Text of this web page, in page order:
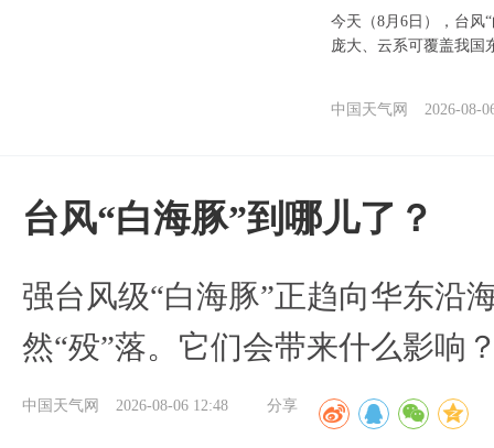
今天（8月6日），台风
庞大、云系可覆盖我国
中国天气网 2026-08-
台风“白海豚”到哪儿了？
强台风级“白海豚”正趋向华东沿
然“殁”落。它们会带来什么影响
中国天气网 2026-08-06 12:48 分享